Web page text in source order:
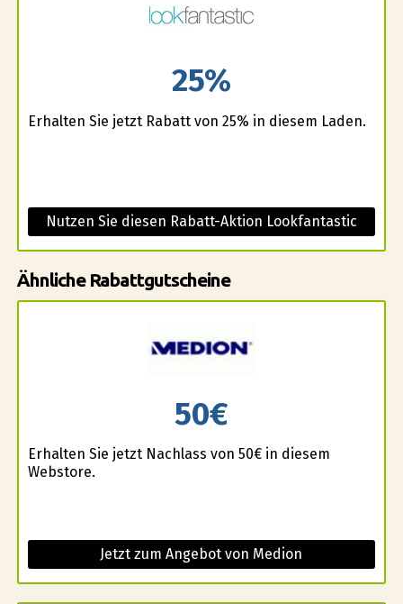
25%
Erhalten Sie jetzt Rabatt von 25% in diesem Laden.
Nutzen Sie diesen Rabatt-Aktion Lookfantastic
Ähnliche Rabattgutscheine
50€
Erhalten Sie jetzt Nachlass von 50€ in diesem
Webstore.
Jetzt zum Angebot von Medion